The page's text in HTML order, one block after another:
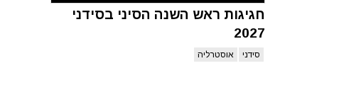
חגיגות ראש השנה הסיני בסידני
2027
סידני אוסטרליה